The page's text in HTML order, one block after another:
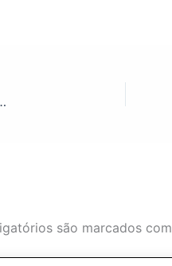
ARREDORES DE SÃO MIGUEL DO PASSA QUATRO
são marcados com